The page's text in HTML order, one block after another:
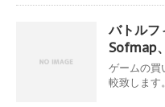
バトルフ
Sofmap
ゲームの買
較致しま